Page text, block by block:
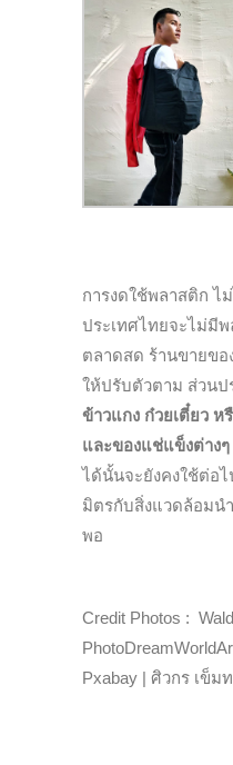
การงดใช้พลาสติก ไ
ประเทศไทยจะไม่มี
ตลาดสด ร้านขายข
ให้ปรับตัวตาม ส่วนป
ข้าวแกง ก๋วยเตี๋ยว
และของแช่แข็งต่างๆ
ได้นั้นจะยังคงใช้ต่อ
มิตรกับสิ่งแวดล้อมน
พอ
Credit Photos :
Pxabay | ศิวกร เข็ม